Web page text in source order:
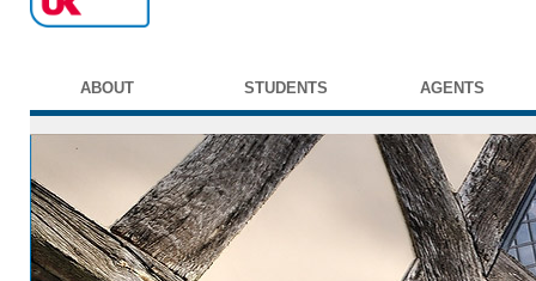
ABOUT STUDENTS AGENTS